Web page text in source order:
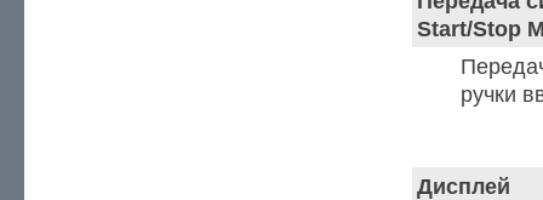
Start/Stop
ручки
Дисплей